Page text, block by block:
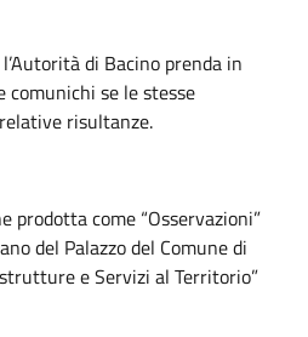
di Bacino prenda in
comunichi se le stesse
risultanze.
prodotta come “Osservazioni”
del Palazzo del Comune di
e Servizi al Territorio”